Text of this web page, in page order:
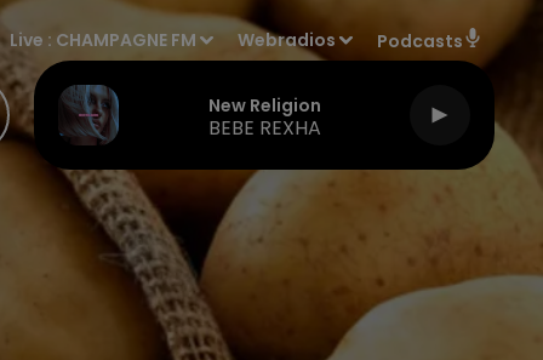
Live : CHAMPAGNE FM Webradios Podcasts
New Religion
BEBE REXHA